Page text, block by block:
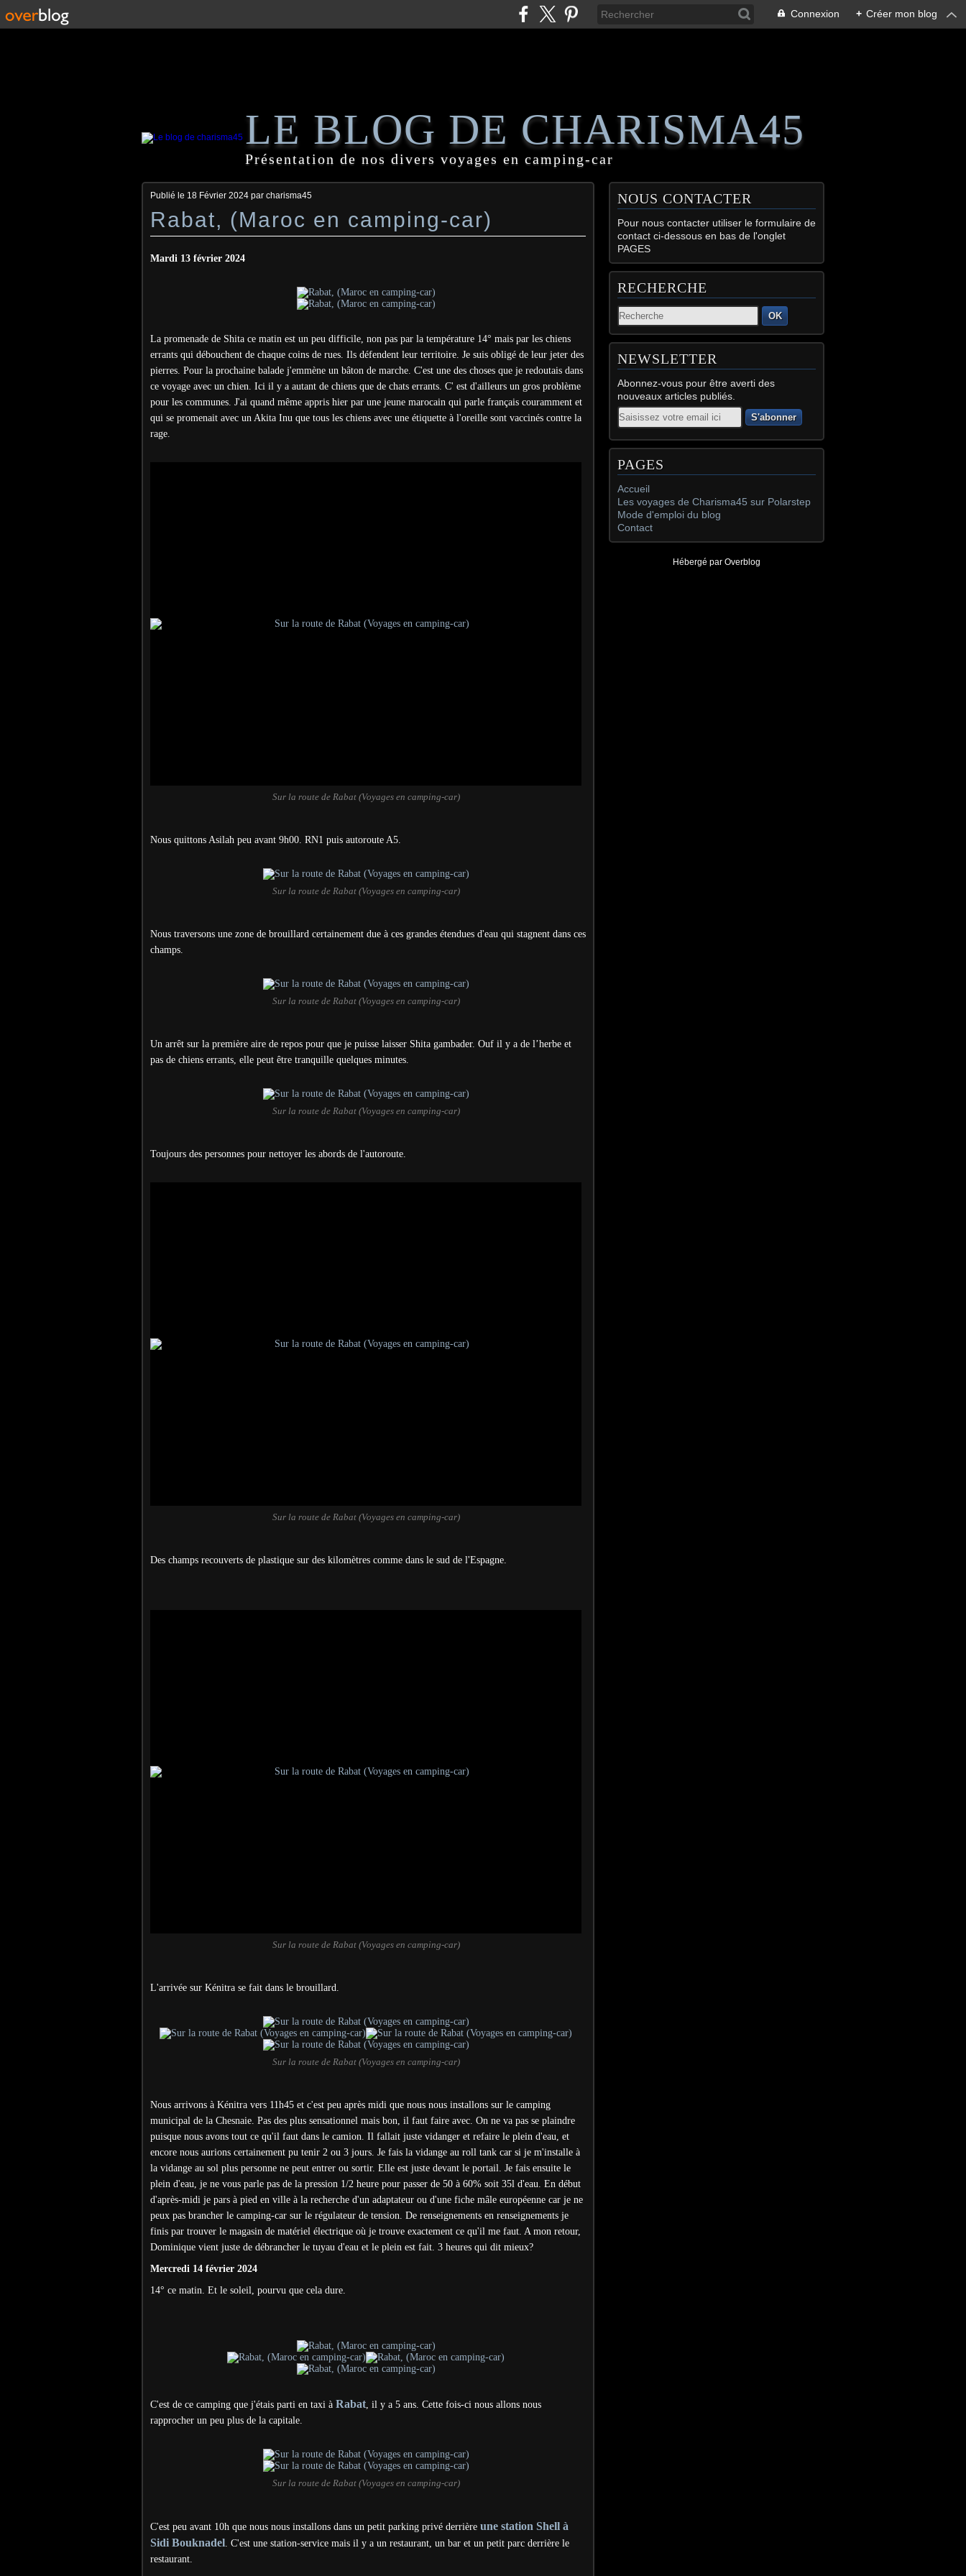
Connexion + Créer mon blog
LE BLOG DE CHARISMA45
Présentation de nos divers voyages en camping-car
Publié le 18 Février 2024 par charisma45
Rabat, (Maroc en camping-car)
Mardi 13 février 2024
La promenade de Shita ce matin est un peu difficile, non pas par la température 14° mais par les chiens
errants qui débouchent de chaque coins de rues. Ils défendent leur territoire. Je suis obligé de leur jeter des
pierres. Pour la prochaine balade j'emmène un bâton de marche. C'est une des choses que je redoutais dans
ce voyage avec un chien. Ici il y a autant de chiens que de chats errants. C' est d'ailleurs un gros problème
pour les communes. J'ai quand même appris hier par une jeune marocain qui parle français couramment et
qui se promenait avec un Akita Inu que tous les chiens avec une étiquette à l'oreille sont vaccinés contre la
rage.
Sur la route de Rabat (Voyages en camping-car)
Nous quittons Asilah peu avant 9h00. RN1 puis autoroute A5.
Sur la route de Rabat (Voyages en camping-car)
Nous traversons une zone de brouillard certainement due à ces grandes étendues d'eau qui stagnent dans ces
champs.
Sur la route de Rabat (Voyages en camping-car)
Un arrêt sur la première aire de repos pour que je puisse laisser Shita gambader. Ouf il y a de l’herbe et
pas de chiens errants, elle peut être tranquille quelques minutes.
Sur la route de Rabat (Voyages en camping-car)
Toujours des personnes pour nettoyer les abords de l'autoroute.
Sur la route de Rabat (Voyages en camping-car)
Des champs recouverts de plastique sur des kilomètres comme dans le sud de l'Espagne.
Sur la route de Rabat (Voyages en camping-car)
L'arrivée sur Kénitra se fait dans le brouillard.
Sur la route de Rabat (Voyages en camping-car)
Nous arrivons à Kénitra vers 11h45 et c'est peu après midi que nous nous installons sur le camping
municipal de la Chesnaie. Pas des plus sensationnel mais bon, il faut faire avec. On ne va pas se plaindre
puisque nous avons tout ce qu'il faut dans le camion. Il fallait juste vidanger et refaire le plein d'eau, et
encore nous aurions certainement pu tenir 2 ou 3 jours. Je fais la vidange au roll tank car si je m'installe à
la vidange au sol plus personne ne peut entrer ou sortir. Elle est juste devant le portail. Je fais ensuite le
plein d'eau, je ne vous parle pas de la pression 1/2 heure pour passer de 50 à 60% soit 35l d'eau. En début
d'après-midi je pars à pied en ville à la recherche d'un adaptateur ou d'une fiche mâle européenne car je ne
peux pas brancher le camping-car sur le régulateur de tension. De renseignements en renseignements je
finis par trouver le magasin de matériel électrique où je trouve exactement ce qu'il me faut. A mon retour,
Dominique vient juste de débrancher le tuyau d'eau et le plein est fait. 3 heures qui dit mieux?
Mercredi 14 février 2024
14° ce matin. Et le soleil, pourvu que cela dure.
C'est de ce camping que j'étais parti en taxi à Rabat, il y a 5 ans. Cette fois-ci nous allons nous
rapprocher un peu plus de la capitale.
Sur la route de Rabat (Voyages en camping-car)
C'est peu avant 10h que nous nous installons dans un petit parking privé derrière une station Shell à
Sidi Bouknadel. C'est une station-service mais il y a un restaurant, un bar et un petit parc derrière le
restaurant.
NOUS CONTACTER
Pour nous contacter utiliser le formulaire de
contact ci-dessous en bas de l'onglet
PAGES
RECHERCHE
OK
NEWSLETTER
Abonnez-vous pour être averti des
nouveaux articles publiés.
Email
PAGES
Accueil
Les voyages de Charisma45 sur Polarstep
Mode d'emploi du blog
Contact
Hébergé par Overblog